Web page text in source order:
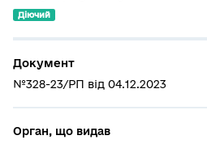
Діючий
Документ
№328-23/РП від 04.12.2023
Орган, що видав